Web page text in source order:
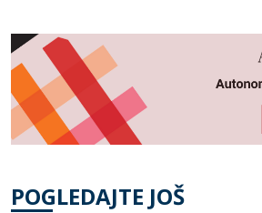
POGLEDAJTE JOŠ